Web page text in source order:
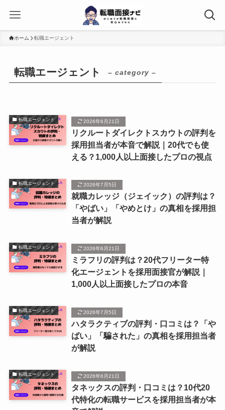
ホーム 転職エージェント
転職エージェント – category –
転職エージェント
リクルートダイレクトスカウトの評判を
採用担当者が本音で解説｜20代でも使
える？1,000人以上面接したプロの視点
2026年6月21日
転職エージェント
就職カレッジ（ジェイック）の評判は？
「やばい」「やめとけ」の真相を採用担
当者が解説
2026年7月5日
転職エージェント
ミラフリの評判は？20代フリーター特
化エージェントを採用面接官が解説｜
1,000人以上面接したプロの本音
2026年6月21日
転職エージェント
ハタラクティブの評判・口コミは？「や
ばい」「騙された」の真相を採用担当者
が解説
2026年7月5日
転職エージェント
タネックスの評判・口コミは？10代20
代特化の転職サービスを採用担当者が本
2026年6月21日